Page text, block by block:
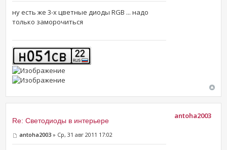
ну есть же 3-х цветные диоды RGB ... надо
только заморочиться
Re: Светодиоды в интерьере
antoha2003 » Ср, 31 авг 2011 17:02
antoha2003